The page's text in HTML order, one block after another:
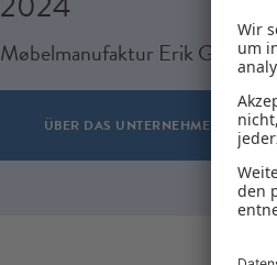
Møbelmanufaktur Erik
ÜBER DAS UNTERNEHMEN